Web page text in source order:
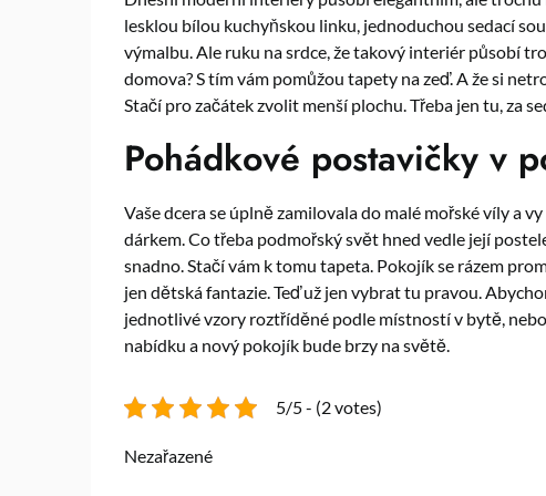
lesklou bílou kuchyňskou linku, jednoduchou sedací
výmalbu. Ale ruku na srdce, že takový interiér působí
domova? S tím vám pomůžou tapety na zeď. A že si
Stačí pro začátek zvolit menší plochu. Třeba jen tu, za
Pohádkové postavičky v
Vaše dcera se úplně zamilovala do malé mořské víly a
dárkem. Co třeba podmořský svět hned vedle její
snadno. Stačí vám k tomu tapeta. Pokojík se rázem
jen dětská fantazie. Teď už jen vybrat tu pravou.
jednotlivé vzory roztříděné podle místností v bytě,
nabídku a nový pokojík bude brzy na světě.
5/5 - (2 votes)
Nezařazené